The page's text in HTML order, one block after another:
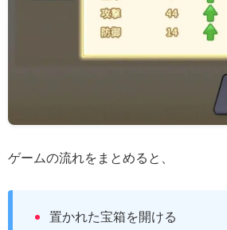
ゲームの流れをまとめると、
置かれた宝箱を開ける